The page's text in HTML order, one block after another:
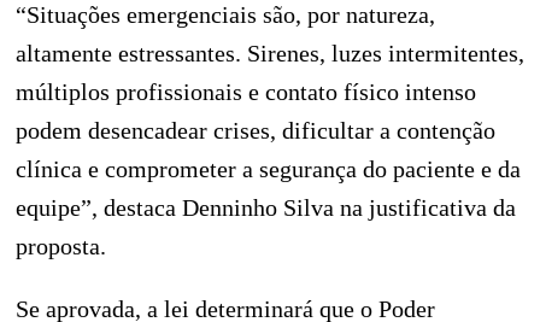
“Situações emergenciais são, por natureza,
altamente estressantes. Sirenes, luzes intermitentes,
múltiplos profissionais e contato físico intenso
podem desencadear crises, dificultar a contenção
clínica e comprometer a segurança do paciente e da
equipe”, destaca Denninho Silva na justificativa da
proposta.
Se aprovada, a lei determinará que o Poder